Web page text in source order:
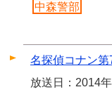
中森警部
名探偵コナン第
放送日：2014